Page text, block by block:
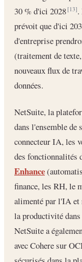
30 % d'ici 2028[13].
prévoit que d'ici
d'entreprise
(traitement de
nouveaux flux de
données.
NetSuite, la
dans l'ensemble
connecteur IA, les
des fonctionnalités
Enhance
finance, les RH, le
alimenté par l'IA et
la productivité
NetSuite a
avec Cohere sur